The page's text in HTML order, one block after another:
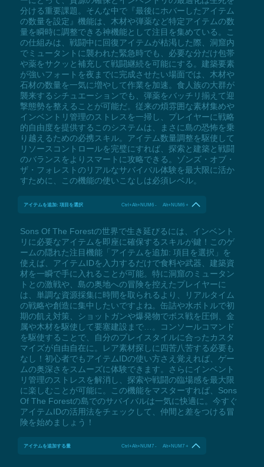
分ける重要課題。そんな中で『最後にホバーしたアイテム
の数量を設定』機能は、木材や弾薬など特定アイテムの数
量を瞬時に調整できる神機能として注目を集めている。こ
の仕組みは、戦闘中に回復アイテムが枯渇した際、洞窟内
でミュータントに襲われた緊急時でも、必要な分だけ包帯
や薬をサクッと補充して戦闘継続を可能にする。建築要素
が強いフォートを夜までに完成させたい場面では、木材や
石材の数量を一気に増やして作業を加速。食人族の大群が
襲来するシチュエーションでも、弾薬をバッチリ揃えて迎
撃態勢を整えることが可能だ。従来の煩雰囲な素材集めや
インベントリ管理のストレスを一掃し、プレイヤーに戦略
的自由度を提供するこのシステムは、まさに島の恐怖を乗
り越えるための必携スキル。アイテム数量調整を駆使して
リソースコントロールを完璧にすれば、探索と建築と戦闘
のバランスをよりスマートに攻略できる。ゾンズ・オブ・
ザ・フォレストのリアルなサバイバル体験を最大限に活か
すために、この機能の使いこなしは必須レベル。
アイテムを追加: 項目を選択 Ctrl+Alt+NUM6 - Alt+NUM6 +
Sons Of The Forestの世界で生き延びるには、インベント
リに必要なアイテムを即座に確保するスキルが鍵！このゲ
ームの隠れた注目機能「アイテムを追加: 項目を選択」を
使えば、アイテムIDを入力するだけで食料や武器、建築資
材を一瞬で手に入れることが可能。特に洞窟のミュータン
トとの激戦や、島の奥地への冒険を控えたプレイヤーに
は、単調な資源採集に時間を取られるより、リアルタイム
の戦略や創造に集中したいですよね。缶詰や水ボトルで初
期の飢え対策、ショットガンや爆発物でボス戦を圧倒、金
属や木材を駆使して要塞建設まで…。コンソールコマンド
を駆使することで、自分のプレイスタイルに合ったカスタ
マイズが自由自在に。レア素材探しに四苦八苦する必要も
なし！初心者でもアイテムIDの使い方さえ覚えれば、ゲー
ムの奥深さをスムーズに体験できます。さらにインベント
リ管理のストレスを解消し、探索や戦闘の臨場感を最大限
に楽しむことが可能に。この機能をマスターすれば、Sons
Of The Forestの島でのサバイバルは一気に快適に。今すぐ
アイテムIDの活用法をチェックして、仲間と差をつける冒
険を始めましょう！
アイテムを追加する量 Ctrl+Alt+NUM7 - Alt+NUM7 +